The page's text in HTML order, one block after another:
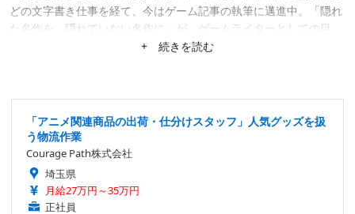
どの文字書き仕事を経て、今はゲーム記事の執筆に邁進中。「隠れ
た名作を、隠れていない名作に」が、ゲームライターとしての目
標。隙あらば、あまり知られていない作品にスポットを当てたが
+ 続きを読む
「アニメ関連商品の出荷・仕分けスタッフ」人気グッズを扱
う物流作業
Courage Path株式会社
埼玉県
月給27万円～35万円
正社員